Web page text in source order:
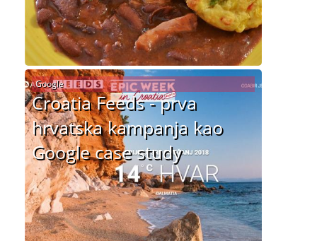
Croatia Feeds - prva
hrvatska kampanja kao
Google case study
Google